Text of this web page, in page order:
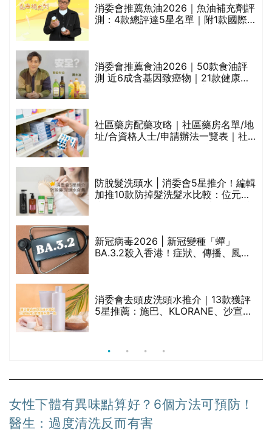
消委會推薦魚油2026｜魚油補充劑評
測：4款總評達5星名單｜附1款國際
消委會推薦食油2026｜50款食油評
測 近6成含基因致癌物｜21款健康煮
社區藥房配藥攻略｜社區藥房名單/地
址/合資格人士/申請辦法一覽表｜社
防脫髮洗頭水 | 消委會5星推介！編輯
加推10款防掉髮洗髮水比較：位元
新冠病毒2026 | 新冠變種「蟬」
BA.3.2殺入香港！症狀、傳播、風險
消委會去頭皮洗頭水推介｜13款獲評
5星推薦：施巴、KLORANE、沙宣、
女性下體有異味點算好？6個方法可預防！
醫生：過度清洗反而有害